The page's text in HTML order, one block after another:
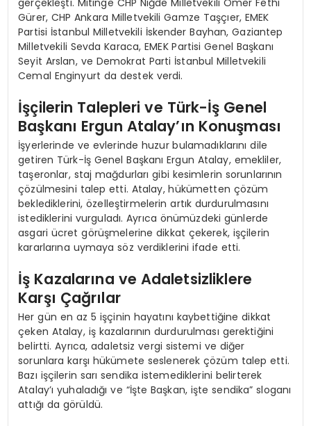
Gürer, CHP Ankara Milletvekili Gamze Taşçıer, EMEK
Partisi İstanbul Milletvekili İskender Bayhan, Gaziantep
Milletvekili Sevda Karaca, EMEK Partisi Genel Başkanı
Seyit Arslan, ve Demokrat Parti İstanbul Milletvekili
Cemal Enginyurt da destek verdi.
İşçilerin Talepleri ve Türk-İş Genel
Başkanı Ergun Atalay’ın Konuşması
İşyerlerinde ve evlerinde huzur bulamadıklarını dile
getiren Türk-İş Genel Başkanı Ergun Atalay, emekliler,
taşeronlar, staj mağdurları gibi kesimlerin sorunlarının
çözülmesini talep etti. Atalay, hükümetten çözüm
beklediklerini, özelleştirmelerin artık durdurulmasını
istediklerini vurguladı. Ayrıca önümüzdeki günlerde
asgari ücret görüşmelerine dikkat çekerek, işçilerin
kararlarına uymaya söz verdiklerini ifade etti.
İş Kazalarına ve Adaletsizliklere
Karşı Çağrılar
Her gün en az 5 işçinin hayatını kaybettiğine dikkat
çeken Atalay, iş kazalarının durdurulması gerektiğini
belirtti. Ayrıca, adaletsiz vergi sistemi ve diğer
sorunlara karşı hükümete seslenerek çözüm talep etti.
Bazı işçilerin sarı sendika istemediklerini belirterek
Atalay’ı yuhaladığı ve “İşte Başkan, işte sendika” sloganı
attığı da görüldü.